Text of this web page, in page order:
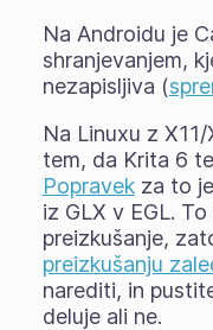
Na Androidu je
shranjevanjem,
nezapisljiva (
Na Linuxu z
tem, da Krita 6
Popravekza to je
iz GLX v EGL.
preizkušanje,
preizkušanju
narediti, in
deluje ali ne.